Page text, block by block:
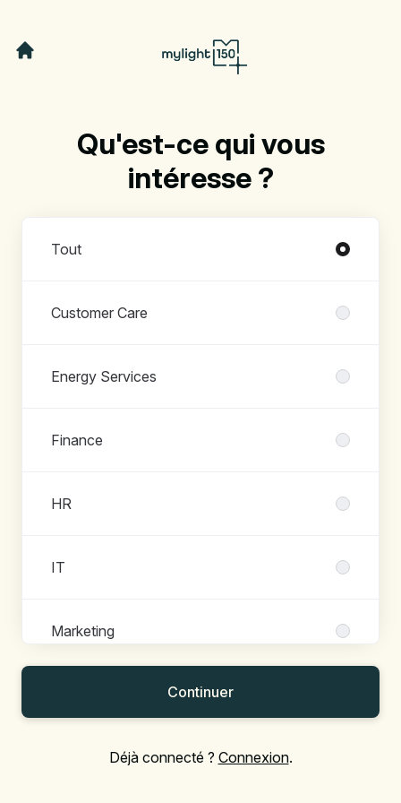
Qu'est-ce qui vous
intéresse ?
Tout
Customer Care
Energy Services
Finance
HR
IT
Marketing
Continuer
Déjà connecté ? Connexion.